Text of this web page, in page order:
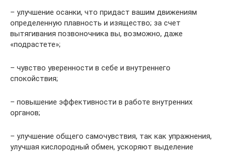
– улучшение осанки, что придаст вашим движениям
определенную плавность и изящество; за счет
вытягивания позвоночника вы, возможно, даже
«подрастете»;
– чувство уверенности в себе и внутреннего
спокойствия;
– повышение эффективности в работе внутренних
органов;
– улучшение общего самочувствия, так как упражнения,
улучшая кислородный обмен, ускоряют выделение